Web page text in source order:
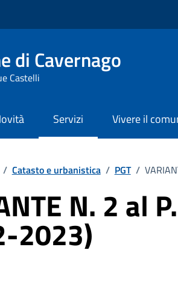
di Cavernago
Castelli
Servizi Vivere il
/ Catasto e urbanistica / PGT /
N. 2 al
2023)